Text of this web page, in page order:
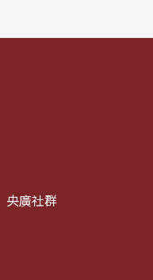
央廣社群